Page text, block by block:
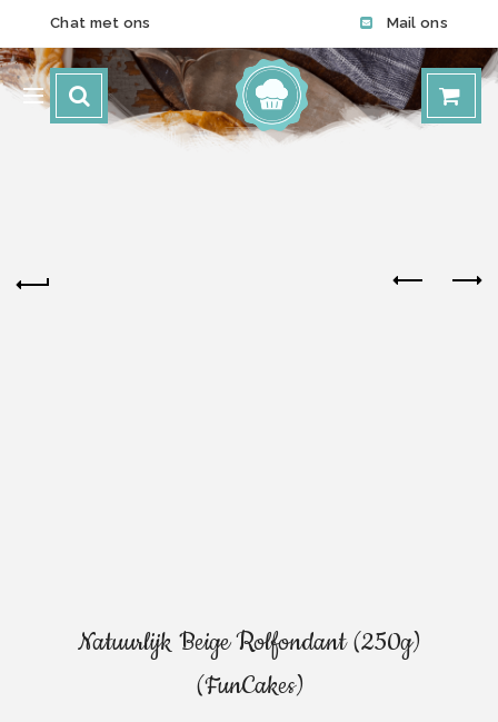
Chat met ons Mail ons
Natuurlijk Beige Rolfondant (250g)
(FunCakes)